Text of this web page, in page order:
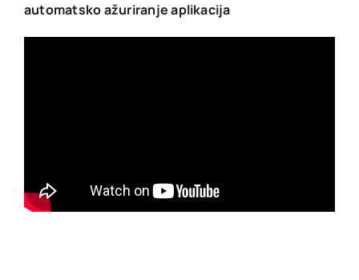
automatsko ažuriranje aplikacija